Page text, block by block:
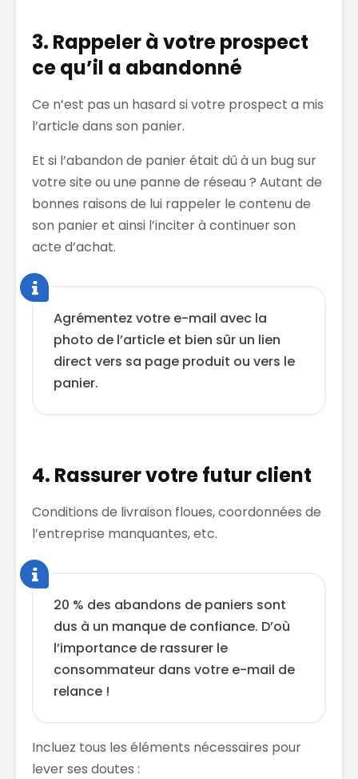
3. Rappeler à votre prospect
ce qu’il a abandonné
Ce n’est pas un hasard si votre prospect a mis
l’article dans son panier.
Et si l’abandon de panier était dû à un bug sur
votre site ou une panne de réseau ? Autant de
bonnes raisons de lui rappeler le contenu de
son panier et ainsi l’inciter à continuer son
acte d’achat.
Agrémentez votre e-mail avec la
photo de l’article et bien sûr un lien
direct vers sa page produit ou vers le
panier.
4. Rassurer votre futur client
Conditions de livraison floues, coordonnées de
l’entreprise manquantes, etc.
20 % des abandons de paniers sont
dus à un manque de confiance. D’où
l’importance de rassurer le
consommateur dans votre e-mail de
relance !
Incluez tous les éléments nécessaires pour
lever ses doutes :